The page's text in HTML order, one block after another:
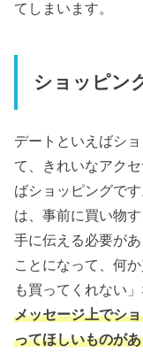
てしまいます。
ショッピン
デートといえばシ
て、きれいなアク
ばショッピングで
は、事前に買い物
手に伝える必要が
ことになって、何
も買ってくれない
メッセージ上でシ
ってほしいものが